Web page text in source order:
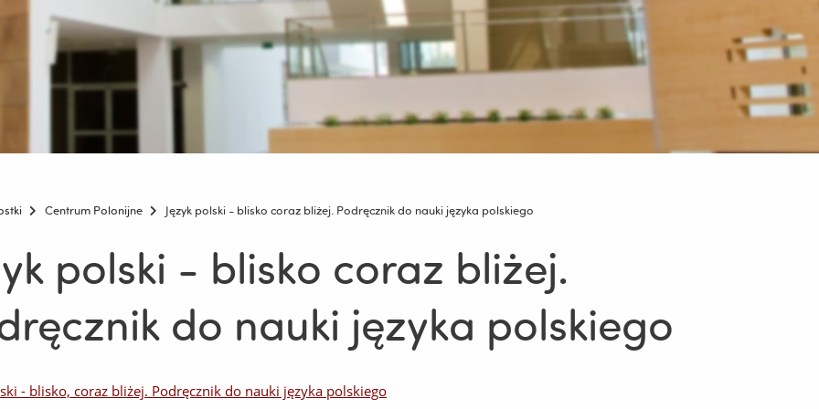
Centrum Polonijne Język polski - blisko coraz bliżej. Podręcznik do nauki języka polskiego
polski - blisko coraz bliżej.
do nauki języka polskiego
- blisko, coraz bliżej. Podręcznik do nauki języka polskiego